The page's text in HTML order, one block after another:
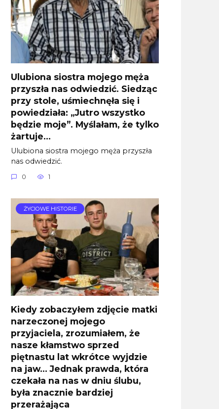
Ulubiona siostra mojego męża
przyszła nas odwiedzić. Siedząc
przy stole, uśmiechnęła się i
powiedziała: „Jutro wszystko
będzie moje”. Myślałam, że tylko
żartuje…
Ulubiona siostra mojego męża przyszła
nas odwiedzić.
0 1
ŻYCIOWE HISTORIE
Kiedy zobaczyłem zdjęcie matki
narzeczonej mojego
przyjaciela, zrozumiałem, że
nasze kłamstwo sprzed
piętnastu lat wkrótce wyjdzie
na jaw… Jednak prawda, która
czekała na nas w dniu ślubu,
była znacznie bardziej
przerażająca